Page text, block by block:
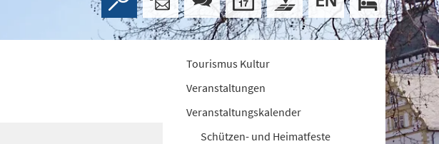
Tourismus Kultur
Veranstaltungen
Veranstaltungskalender
Schützen- und Heimatfeste